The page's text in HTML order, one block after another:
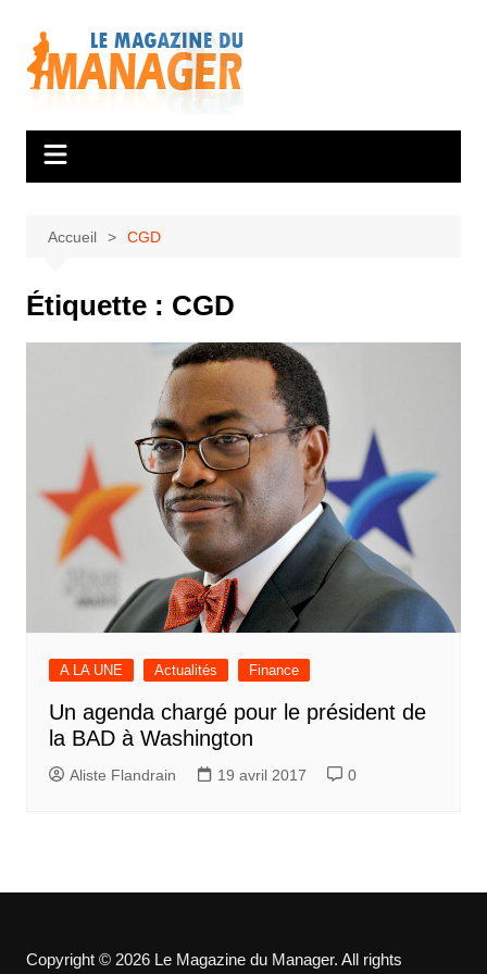
contenu
Accueil CGD
Étiquette : CGD
A LA UNE Actualités Finance
Un agenda chargé pour le président de
la BAD à Washington
Aliste Flandrain 19 avril 2017 0
Copyright © 2026 Le Magazine du Manager. All rights